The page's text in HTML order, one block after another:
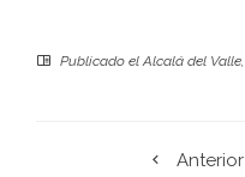
Publicado elAlcalá del Valle,
Anterior